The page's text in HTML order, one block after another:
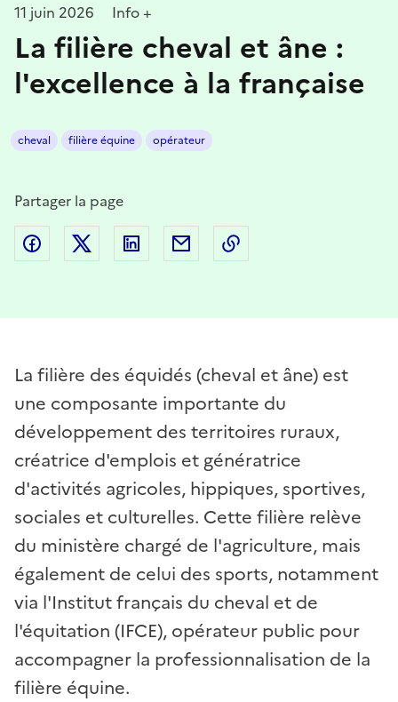
11 juin 2026 Info +
La filière cheval et âne :
l'excellence à la française
cheval filière équine opérateur
Partager la page
Partager sur Facebook
Partager sur Twitter
Partager sur LinkedIn
Partager par email
La filière des équidés (cheval et âne) est
une composante importante du
développement des territoires ruraux,
créatrice d'emplois et génératrice
d'activités agricoles, hippiques, sportives,
sociales et culturelles. Cette filière relève
du ministère chargé de l'agriculture, mais
également de celui des sports, notamment
via l'Institut français du cheval et de
l'équitation (IFCE), opérateur public pour
accompagner la professionnalisation de la
filière équine.